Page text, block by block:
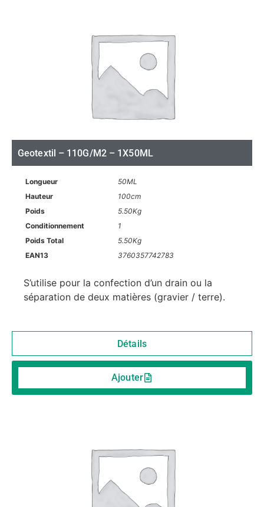
Geotextil – 110G/M2 – 1X50ML
Longueur
50ML
Hauteur
100cm
Poids
5.50Kg
Conditionnement
1
Poids Total
5.50Kg
EAN13
3760357742783
S’utilise pour la confection d’un drain ou la
séparation de deux matières (gravier / terre).
Détails
Ajouter